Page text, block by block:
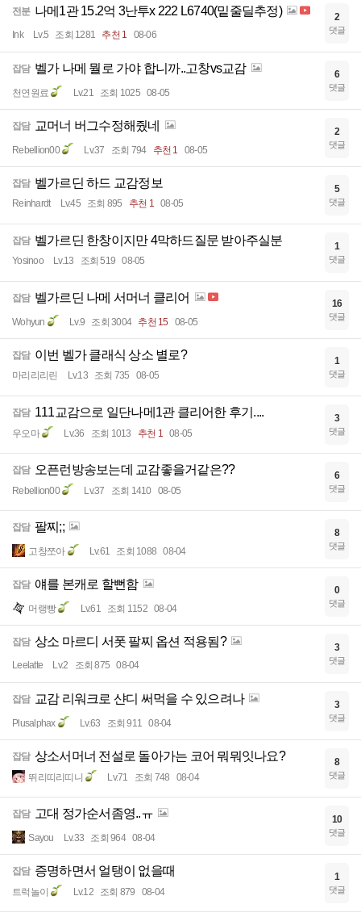
전분 나메1관 15.2억 3난투x 222 L6740(밑줄딜추정)
Ink Lv.5 조회 1281 추천 1 08-06
2
댓글
잡담 벨가 나메 뭘로 가야 합니까..고창vs교감
천연원료 Lv.21 조회 1025 08-05
6
댓글
잡담 교머너 버그수정해줬네
Rebellion00 Lv.37 조회 794 추천 1 08-05
2
댓글
잡담 벨가르딘 하드 교감정보
Reinhardt Lv.45 조회 895 추천 1 08-05
5
댓글
잡담 벨가르딘 한창이지만 4막하드질문 받아주실분
Yosinoo Lv.13 조회 519 08-05
1
댓글
잡담 벨가르딘 나메 서머너 클리어
Wohyun Lv.9 조회 3004 추천 15 08-05
16
댓글
잡담 이번 벨가 클래식 상소 별로?
마리리리린 Lv.13 조회 735 08-05
1
댓글
잡담 111교감으로 일단나메1관 클리어한 후기....
우오마 Lv.36 조회 1013 추천 1 08-05
3
댓글
잡담 오픈런방송보는데 교감좋을거같은??
Rebellion00 Lv.37 조회 1410 08-05
6
댓글
잡담 팔찌;;
고창쪼아 Lv.61 조회 1088 08-04
8
댓글
잡담 얘를 본캐로 할뻔함
머랭빵 Lv.61 조회 1152 08-04
0
댓글
잡담 상소 마르디 서폿 팔찌 옵션 적용됨?
Leelatte Lv.2 조회 875 08-04
3
댓글
잡담 교감 리워크로 샨디 써먹을 수 있으려나
Plusalphax Lv.63 조회 911 08-04
3
댓글
잡담 상소서머너 전설로 돌아가는 코어 뭐뭐잇나요?
뛰리띠리띠니 Lv.71 조회 748 08-04
8
댓글
잡담 고대 정가순서좀영..ㅠ
Sayou Lv.33 조회 964 08-04
10
댓글
잡담 증명하면서 얼탱이 없을때
트럭놀이 Lv.12 조회 879 08-04
1
댓글